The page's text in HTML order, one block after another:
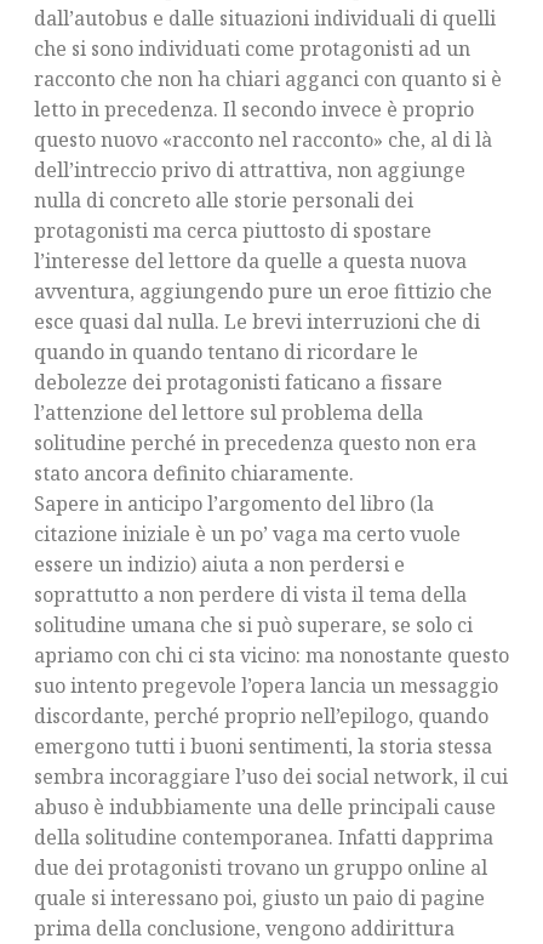
dall’autobus e dalle situazioni individuali di quelli
che si sono individuati come protagonisti ad un
racconto che non ha chiari agganci con quanto si è
letto in precedenza. Il secondo invece è proprio
questo nuovo «racconto nel racconto» che, al di là
dell’intreccio privo di attrattiva, non aggiunge
nulla di concreto alle storie personali dei
protagonisti ma cerca piuttosto di spostare
l’interesse del lettore da quelle a questa nuova
avventura, aggiungendo pure un eroe fittizio che
esce quasi dal nulla. Le brevi interruzioni che di
quando in quando tentano di ricordare le
debolezze dei protagonisti faticano a fissare
l’attenzione del lettore sul problema della
solitudine perché in precedenza questo non era
stato ancora definito chiaramente.
Sapere in anticipo l’argomento del libro (la
citazione iniziale è un po’ vaga ma certo vuole
essere un indizio) aiuta a non perdersi e
soprattutto a non perdere di vista il tema della
solitudine umana che si può superare, se solo ci
apriamo con chi ci sta vicino: ma nonostante questo
suo intento pregevole l’opera lancia un messaggio
discordante, perché proprio nell’epilogo, quando
emergono tutti i buoni sentimenti, la storia stessa
sembra incoraggiare l’uso dei social network, il cui
abuso è indubbiamente una delle principali cause
della solitudine contemporanea. Infatti dapprima
due dei protagonisti trovano un gruppo online al
quale si interessano poi, giusto un paio di pagine
prima della conclusione, vengono addirittura